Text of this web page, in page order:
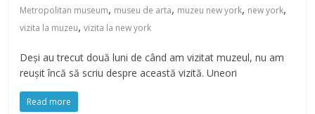
Metropolitan museum, museu de arta, muzeu new york, new york,
vizita la muzeu,vizita la new york
Deși au trecut două luni de când am vizitat muzeul, nu am
reușit încă să scriu despre această vizită. Uneori
Read more